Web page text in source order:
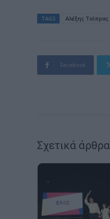
TAGS Aλέξης Τσίπρας
Facebook
Σχετικά άρθρα